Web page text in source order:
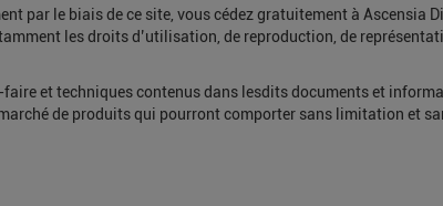
par le biais de ce site, vous cédez gratuitement à Ascensia
les droits d’utilisation, de reproduction, de
et techniques contenus dans lesdits documents et
de produits qui pourront comporter sans limitation et